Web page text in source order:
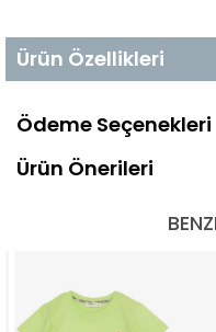
Ürün Özellikleri
Ödeme Seçenekleri
Ürün Önerileri